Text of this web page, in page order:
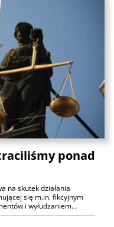
ponad
na skutek działania
się m.in. fikcyjnym
i wyłudzaniem…